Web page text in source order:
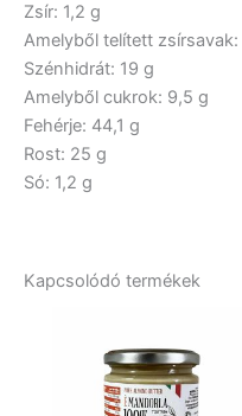
Zsír: 1,2 g
Amelyből telített zsírsavak:
Szénhidrát: 19 g
Amelyből cukrok: 9,5 g
Fehérje: 44,1 g
Rost: 25 g
Só: 1,2 g
Kapcsolódó termékek